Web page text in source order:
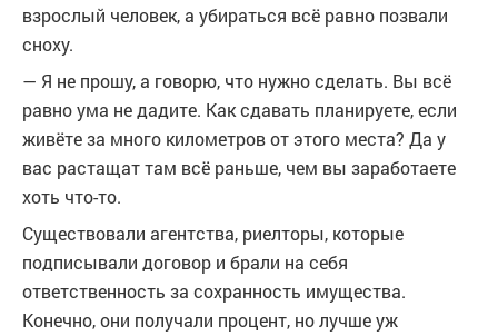
взрослый человек, а убираться всё равно позвали
сноху.
— Я не прошу, а говорю, что нужно сделать. Вы всё
равно ума не дадите. Как сдавать планируете, если
живёте за много километров от этого места? Да у
вас растащат там всё раньше, чем вы заработаете
хоть что-то.
Существовали агентства, риелторы, которые
подписывали договор и брали на себя
ответственность за сохранность имущества.
Конечно, они получали процент, но лучше уж